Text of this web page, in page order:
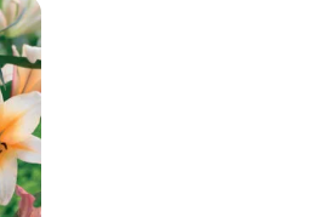
wszystkich oszczędności.
lilie drzewiaste pachnące.
kwiatów, takich jak
również należą do
roślin. Znajdziesz u mnie także
i niezwykle barwne dalie.